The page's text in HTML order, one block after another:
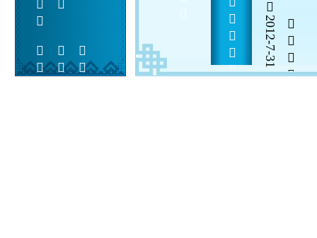
  
2012-7-31